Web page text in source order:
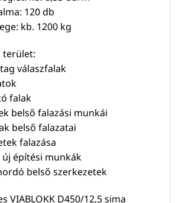
120 db
kb. 1200 kg
terület:
válaszfalak
falak
belső falazási munkái
belső falazatai
falazása
új építési munkák
belső szerkezetek
VIABLOKK D450/12,5 sima